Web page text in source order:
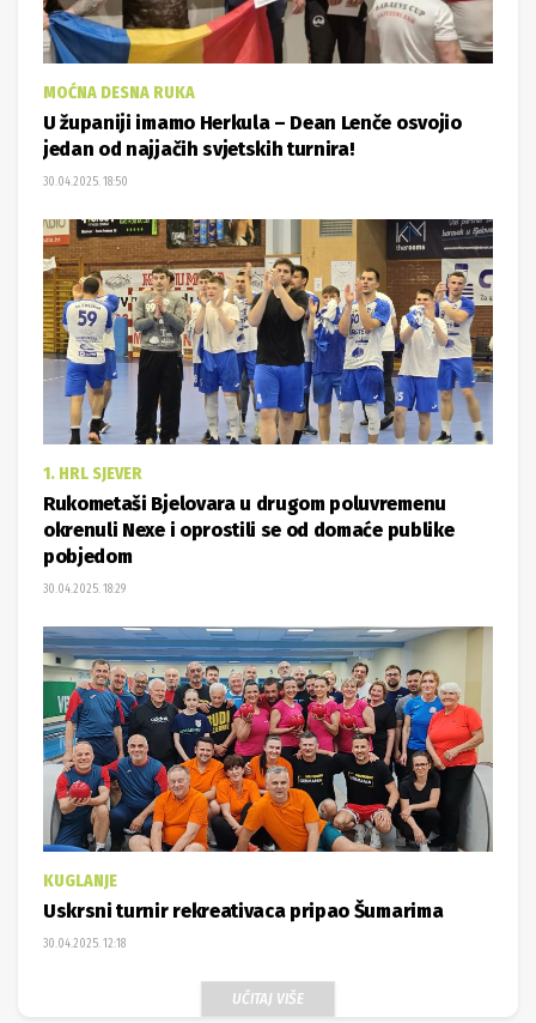
MOĆNA DESNA RUKA
U županiji imamo Herkula – Dean Lenče osvojio
jedan od najjačih svjetskih turnira!
30.04.2025. 18:50
1. HRL SJEVER
Rukometaši Bjelovara u drugom poluvremenu
okrenuli Nexe i oprostili se od domaće publike
pobjedom
30.04.2025. 18:29
KUGLANJE
Uskrsni turnir rekreativaca pripao Šumarima
30.04.2025. 12:18
UČITAJ VIŠE